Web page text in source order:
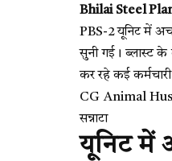
Bhilai Steel
PBS-2 यूनिट में
सुनी गई। ब्लास्ट
कर रहे कई
CG Animal
सन्नाटा
यूनिट में